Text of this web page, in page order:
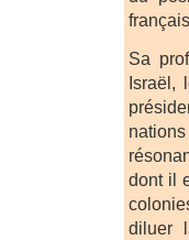
Sa
Israël,
dont il
diluer